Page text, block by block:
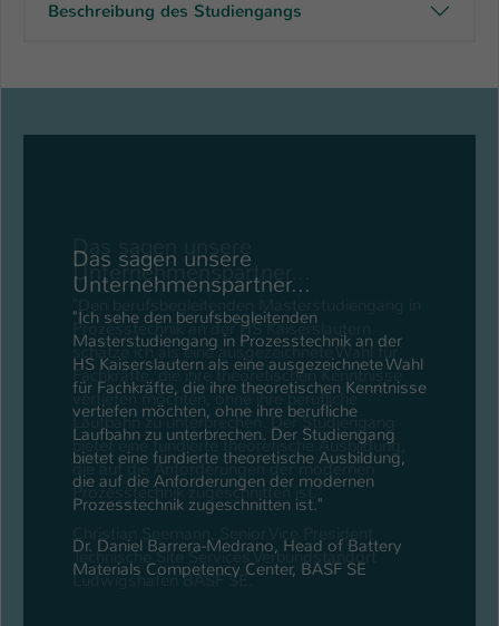
Beschreibung des Studiengangs
Das sagen unsere
Unternehmenspartner...
"Ich sehe den berufsbegleitenden
Masterstudiengang in Prozesstechnik an der
HS Kaiserslautern als eine ausgezeichnete Wahl
für Fachkräfte, die ihre theoretischen Kenntnisse
vertiefen möchten, ohne ihre berufliche
Laufbahn zu unterbrechen. Der Studiengang
bietet eine fundierte theoretische Ausbildung,
die auf die Anforderungen der modernen
Prozesstechnik zugeschnitten ist."
Dr. Daniel Barrera-Medrano, Head of Battery
Materials Competency Center, BASF SE